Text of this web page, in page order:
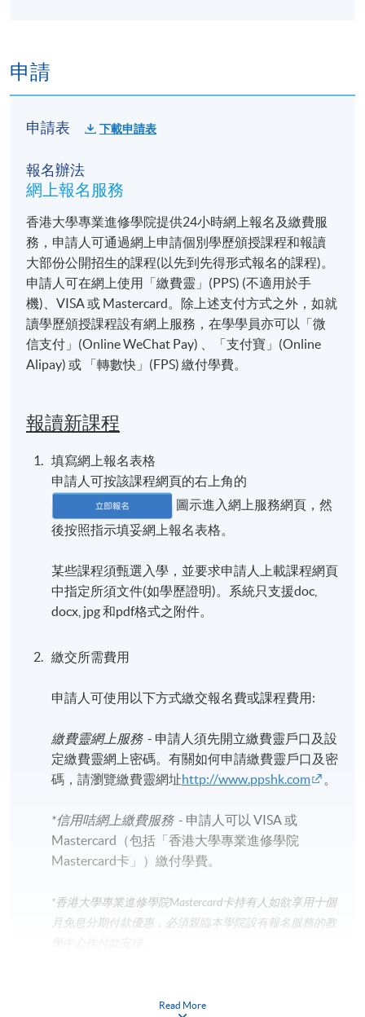
報章報導：
/00298_001.html
〈生命教育與園藝治療〉
芝博士撰
文)http://www.takungpao.com.hk/paper/2018/010
9/138135.html
日期 / 時間
逢周六至周日，10:00am - 1:00pm 及 2:15pm -
修業期
上課日期：2024年12月21日及22日(星期六及星期
上課時間：上午10時至1時 ，下午2時15分至5時15
分(共12 小時)
香港大學專業進修學院教學中心 (九龍灣/荔枝角/銅
鑼灣)
申請
申請表 下載申請表
報名辦法
網上報名服務
香港大學專業進修學院提供24小時網上報名及繳費服
務，申請人可通過網上申請個別學歷頒授課程和報讀
大部份公開招生的課程(以先到先得形式報名的課程)。
申請人可在網上使用「繳費靈」(PPS) (不適用於手
機)、VISA 或 Mastercard。除上述支付方式之外，如就
讀學歷頒授課程設有網上服務，在學學員亦可以「微
信支付」(Online WeChat Pay) 、「支付寶」(Online
Alipay) 或 「轉數快」(FPS) 繳付學費。
報讀新課程
填寫網上報名表格
申請人可按該課程網頁的右上角的
圖示進入網上服務網頁，然
後按照指示填妥網上報名表格。
某些課程須甄選入學，並要求申請人上載課程網頁
中指定所須文件(如學歷證明)。系統只支援doc,
docx, jpg 和pdf格式之附件。
繳交所需費用
申請人可使用以下方式繳交報名費或課程費用:
繳費靈網上服務- 申請人須先開立繳費靈戶口及設
定繳費靈網上密碼。有關如何申請繳費靈戶口及密
碼，請瀏覽繳費靈網址http://www.ppshk.com 。
*信用咭網上繳費服務- 申請人可以 VISA 或
Mastercard（包括「香港大學專業進修學院
Mastercard卡」）繳付學費。
*香港大學專業進修學院Mastercard卡持有人如欲享用十個
月免息分期付款優惠，必須親臨本學院設有報名服務的教
Read More